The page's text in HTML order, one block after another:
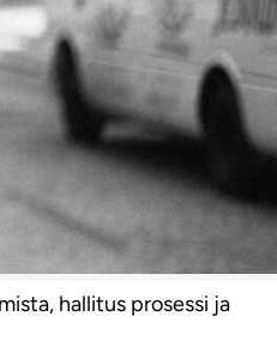
hallitus prosessi ja